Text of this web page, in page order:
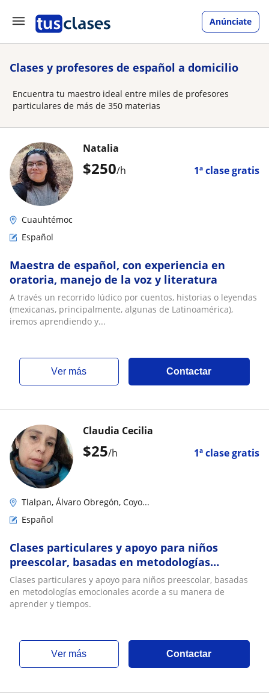
Anúnciate
Clases y profesores de español a domicilio
Encuentra tu maestro ideal entre miles de profesores
particulares de más de 350 materias
$250/h 1ª clase gratis
Natalia
Cuauhtémoc
Español
Maestra de español, con experiencia en
oratoria, manejo de la voz y literatura
A través un recorrido lúdico por cuentos, historias o leyendas
(mexicanas, principalmente, algunas de Latinoamérica),
iremos aprendiendo y...
ver más Contactar
$25/h 1ª clase gratis
Claudia Cecilia
Tlalpan, Álvaro Obregón, Coyo...
Español
Clases particulares y apoyo para niños
preescolar, basadas en metodologías
emocionales acorde a su manera de aprender
y tiempos
Clases particulares y apoyo para niños preescolar, basadas
en metodologías emocionales acorde a su manera de
aprender y tiempos.
ver más Contactar